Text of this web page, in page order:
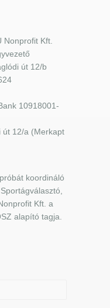
Kft.
út 12/b
10918001-
út 12/a (Merkapt
koordináló
Kft. a
alapító tagja.